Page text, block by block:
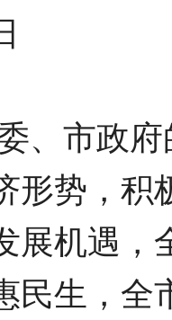
、市政
形势，积
展机遇，
民生，全